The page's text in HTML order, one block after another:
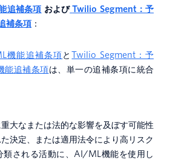
追補条項 および Twilio Segment：予
補条項 ：
機能追補条項とTwilio Segment：予
能追補条項は、単一の追補条項に統合
大なまたは法的な影響を及ぼす可能性
決定、または適用法令により高リスク
類される活動に、AI/ML機能を使用し